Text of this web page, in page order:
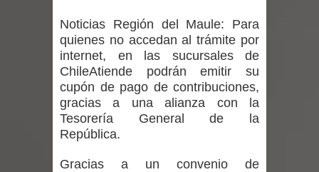
Empedrado desarrolló con éxito el
desafío guerreros 2026
Banda linarense Los Remembers
regresa de Brasil tras impulsar un
Noticias Región del Maule: Para
quienes no accedan al trámite por
internet, en las sucursales de
ChileAtiende podrán emitir su
cupón de pago de contribuciones,
gracias a una alianza con la
Tesorería General de la
República.
Gracias a un convenio de